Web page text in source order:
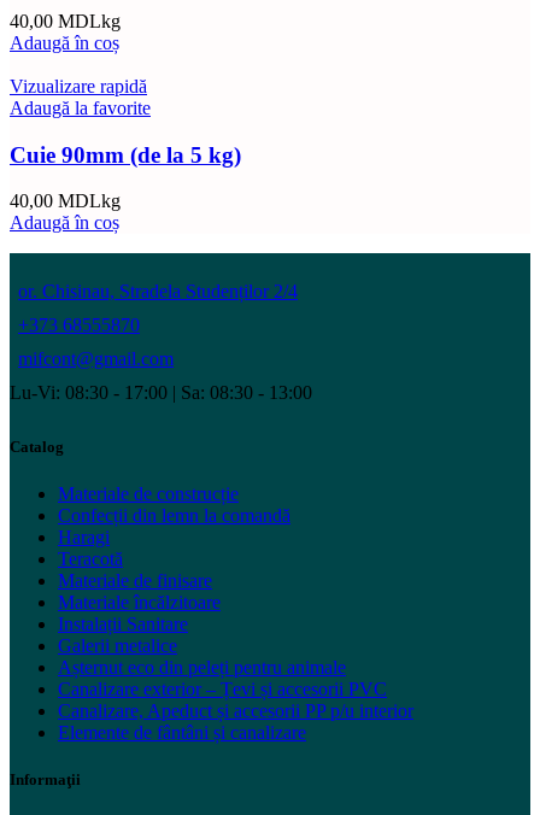
40,00 MDLkg
Adaugă în coș
Vizualizare rapidă
Adaugă la favorite
Cuie 90mm (de la 5 kg)
40,00 MDLkg
Adaugă în coș
or. Chisinau, Stradela Studenților 2/4
+373 68555870
mifcont@gmail.com
Lu-Vi: 08:30 - 17:00 | Sa: 08:30 - 13:00
Catalog
Materiale de construcție
Confecții din lemn la comandă
Haragi
Teracotă
Materiale de finisare
Materiale încălzitoare
Instalații Sanitare
Galerii metalice
Așternut eco din peleți pentru animale
Canalizare exterior – Țevi și accesorii PVC
Canalizare, Apeduct și accesorii PP p/u interior
Elemente de fântâni și canalizare
Informaţii